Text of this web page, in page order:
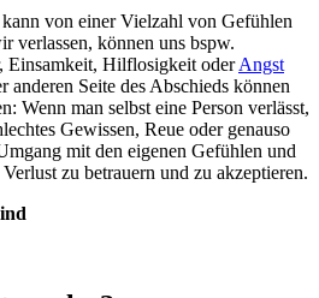
kann von einer Vielzahl von Gefühlen
verlassen, können uns bspw.
Einsamkeit, Hilflosigkeit oderAngst
anderen Seite des Abschieds können
Wenn man selbst eine Person verlässt,
Gewissen, Reue oder genauso
mit den eigenen Gefühlen und
zu betrauern und zu akzeptieren.